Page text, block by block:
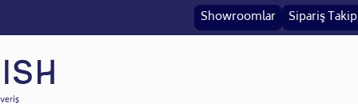
Showroomlar Sipariş Takip